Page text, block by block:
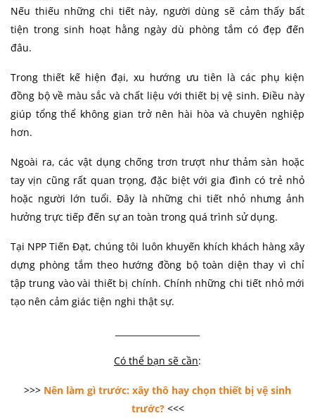
Nếu thiếu những chi tiết này, người dùng sẽ cảm thấy bất
tiện trong sinh hoạt hằng ngày dù phòng tắm có đẹp đến
đâu.
Trong thiết kế hiện đại, xu hướng ưu tiên là các phụ kiện
đồng bộ về màu sắc và chất liệu với thiết bị vệ sinh. Điều này
giúp tổng thể không gian trở nên hài hòa và chuyên nghiệp
hơn.
Ngoài ra, các vật dụng chống trơn trượt như thảm sàn hoặc
tay vịn cũng rất quan trọng, đặc biệt với gia đình có trẻ nhỏ
hoặc người lớn tuổi. Đây là những chi tiết nhỏ nhưng ảnh
hưởng trực tiếp đến sự an toàn trong quá trình sử dụng.
Tại NPP Tiến Đạt, chúng tôi luôn khuyến khích khách hàng xây
dựng phòng tắm theo hướng đồng bộ toàn diện thay vì chỉ
tập trung vào vài thiết bị chính. Chính những chi tiết nhỏ mới
tạo nên cảm giác tiện nghi thật sự.
Có thể bạn sẽ cần:
>>> Nên làm gì trước: xây thô hay chọn thiết bị vệ sinh
trước? <<<